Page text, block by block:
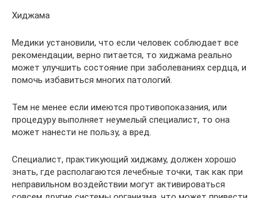
Хиджама
Медики установили, что если человек соблюдает все
рекомендации, верно питается, то хиджама реально
может улучшить состояние при заболеваниях сердца, и
помочь избавиться многих патологий.
Тем не менее если имеются противопоказания, или
процедуру выполняет неумелый специалист, то она
может нанести не пользу, а вред.
Специалист, практикующий хиджаму, должен хорошо
знать, где располагаются лечебные точки, так как при
неправильном воздействии могут активироваться